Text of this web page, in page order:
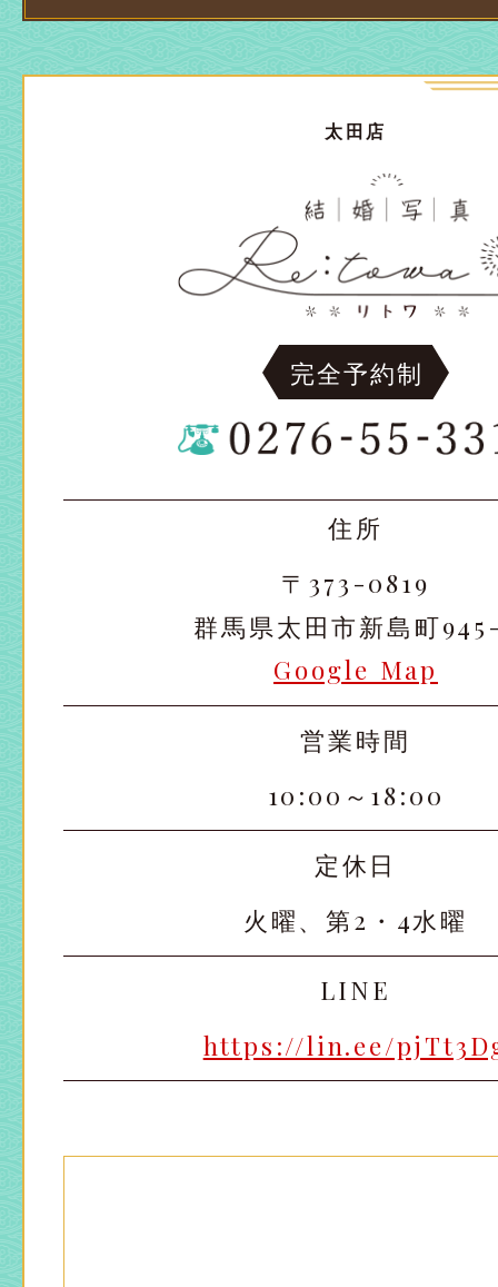
太田店
大宮店
太田店
大宮店
太田店
完全予約制
住所
〒373-0819
群馬県太田市新島町
Google Map
営業時間
10:00～18:00
定休日
火曜、第2・4水曜
LINE
https://lin.ee/